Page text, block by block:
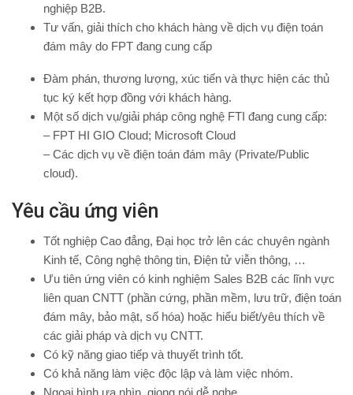
nghiệp B2B.
Tư vấn, giải thích cho khách hàng về dịch vụ điện toán
đám mây do FPT đang cung cấp
Đàm phán, thương lượng, xúc tiến và thực hiện các thủ
tục ký kết hợp đồng với khách hàng.
Một số dịch vụ/giải pháp công nghệ FTI đang cung cấp:
– FPT HI GIO Cloud; Microsoft Cloud
– Các dịch vụ về điện toán đám mây (Private/Public
cloud).
Yêu cầu ứng viên
Tốt nghiệp Cao đẳng, Đại học trở lên các chuyên ngành
Kinh tế, Công nghệ thông tin, Điện tử viễn thông, …
Ưu tiên ứng viên có kinh nghiệm Sales B2B các lĩnh vực
liên quan CNTT (phần cứng, phần mềm, lưu trữ, điện toán
đám mây, bảo mật, số hóa) hoặc hiểu biết/yêu thích về
các giải pháp và dịch vụ CNTT.
Có kỹ năng giao tiếp và thuyết trình tốt.
Có khả năng làm việc độc lập và làm việc nhóm.
Ngoại hình ưa nhìn, giọng nói dễ nghe.